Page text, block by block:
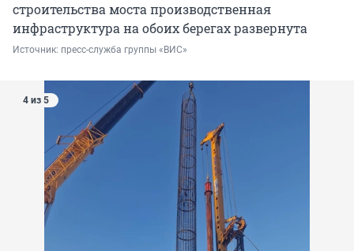
строительства моста производственная
инфраструктура на обоих берегах развернута
Источник: пресс-служба группы «ВИС»
4 из 5